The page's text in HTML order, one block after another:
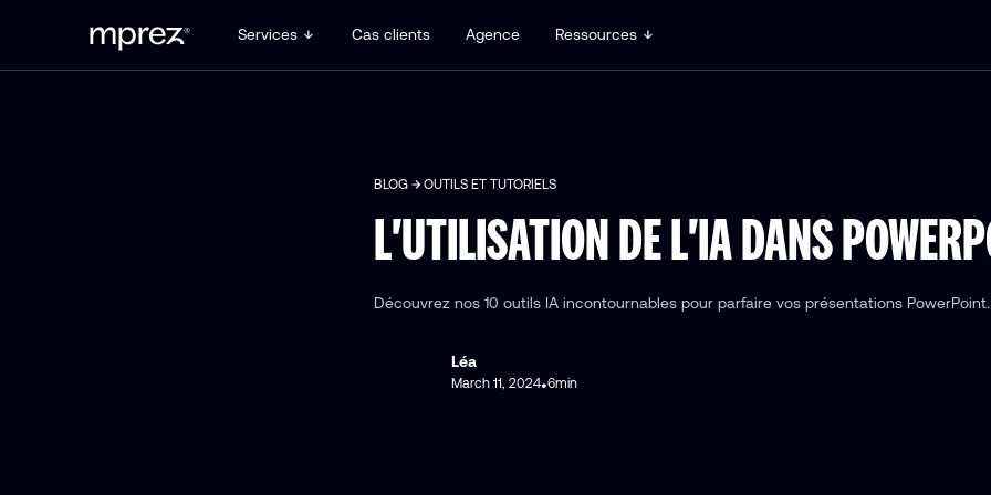
Services Cas clients Agence Ressources
BLOG OUTILS ET TUTORIELS
L'UTILISATION DE L'IA DANS
Découvrez nos 10 outils IA incontournables pour parfaire vos présentations PowerPoint.
Léa
March 11, 2024•6min